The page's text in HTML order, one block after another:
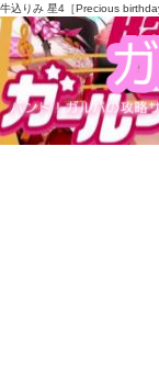
牛込りみ 星4［Precious